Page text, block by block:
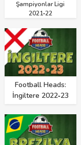
Şampiyonlar Ligi
2021‑22
Football Heads:
İngiltere 2022‑23